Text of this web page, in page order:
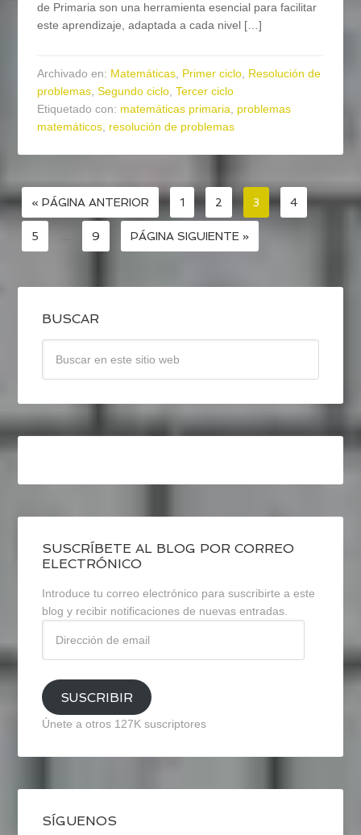
de Primaria son una herramienta esencial para facilitar
este aprendizaje, adaptada a cada nivel […]
Archivado en: Matemáticas, Primer ciclo, Resolución de
problemas,Segundo ciclo,Tercer ciclo
Etiquetado con: matemáticas primaria, problemas
matemáticos, resolución de problemas
« PÁGINA ANTERIOR 1 2 3 4
5 … 9 PÁGINA SIGUIENTE »
BUSCAR
SUSCRÍBETE AL BLOG POR CORREO
ELECTRÓNICO
Introduce tu correo electrónico para suscribirte a este
blog y recibir notificaciones de nuevas entradas.
email
SUSCRIBIR
Únete a otros 127K suscriptores
SÍGUENOS